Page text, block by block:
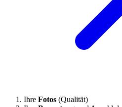
Ihre Fotos (Qualität)